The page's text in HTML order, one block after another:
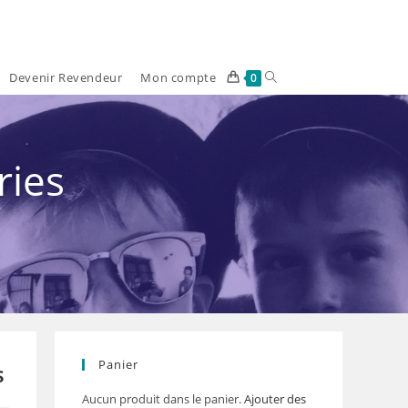
Devenir Revendeur Mon compte 0 Toggle
search
Panier
Aucun produit dans le panier.Ajouter des